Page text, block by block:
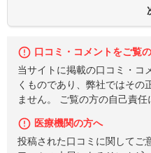
口コミ・コメントをご覧
当サイトに掲載の口コミ・コ
くものであり、弊社ではその
ません。 ご覧の方の自己責任
医療機関の方へ
投稿された口コミに関してご